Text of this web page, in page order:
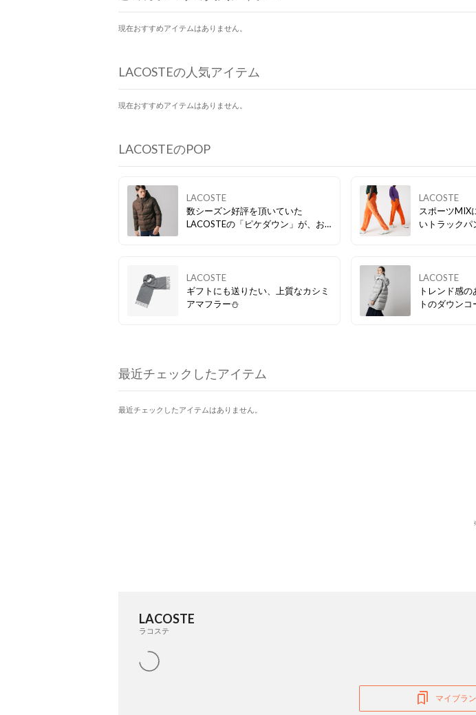
現在おすすめアイテムはありません。
LACOSTEの人気アイテム
現在おすすめアイテムはありません。
LACOSTEのPOP
LACOSTE
数シーズン好評を頂いていた
LACOSTEの「ピケダウン」が、お
LACOSTE
スポーツMIX
いトラックパ
LACOSTE
ギフトにも送りたい、上質なカシミ
アマフラー⛄
LACOSTE
トレンド感
トのダウン
最近チェックしたアイテム
最近チェックしたアイテムはありません。
LACOSTE
ラコステ
マイブラ